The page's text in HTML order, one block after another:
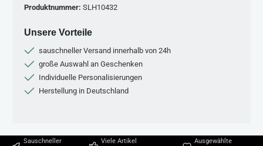
Produktnummer: SLH10432
Unsere Vorteile
sauschneller Versand innerhalb von 24h
große Auswahl an Geschenken
Individuelle Personalisierungen
Herstellung in Deutschland
Sauschneller
Viele Artikel
Ausgewählte